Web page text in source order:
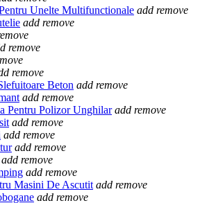
Unelte Multifunctionale add remove
add remove
remove
remove
Beton add remove
add remove
Pentru Polizor Unghilar add remove
add remove
add remove
add remove
add remove
add remove
Masini De Ascutit add remove
add remove